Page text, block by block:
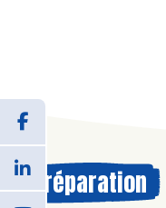
Préparation